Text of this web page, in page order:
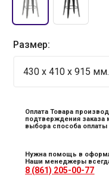
Размер:
430 x 410 x 915 мм.
Оплата Товара
подтверждения
выбора способа оплаты
Нужна помощь в
Наши менеджеры
8 (861) 205-00-77